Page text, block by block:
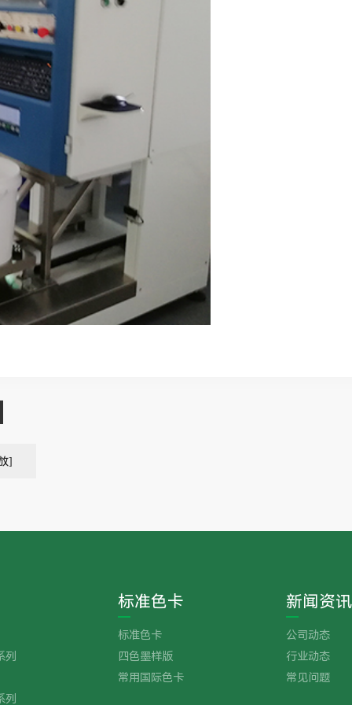
]
列
列
标准色卡
标准色卡
四色墨样版
常用国际色卡
新闻资讯
公司动态
行业动态
常见问题